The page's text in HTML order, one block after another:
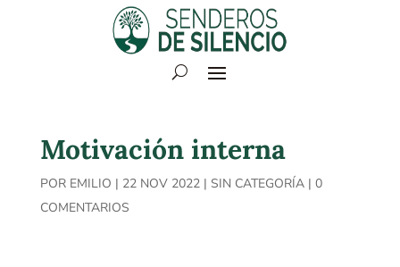
Motivación interna
POR EMILIO | 22 NOV 2022| SIN CATEGORÍA| 0
COMENTARIOS